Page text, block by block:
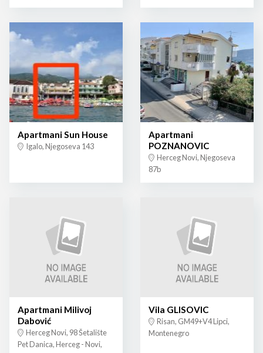
Apartmani Sun House
Igalo, Njegoseva 143
Apartmani
POZNANOVIC
Herceg Novi, Njegoseva
87b
Apartmani Milivoj
Dabović
Herceg Novi, 98 Šetalište
Pet Danica, Herceg - Novi,
Vila GLISOVIC
Risan, GM49+V4 Lipci,
Montenegro